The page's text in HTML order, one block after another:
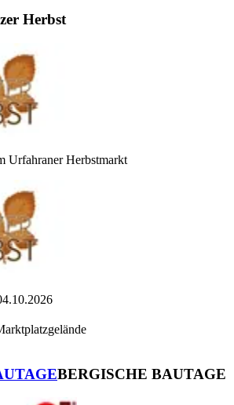
Herbst
Urfahraner Herbstmarkt
BERGISCHE BAUTAGE